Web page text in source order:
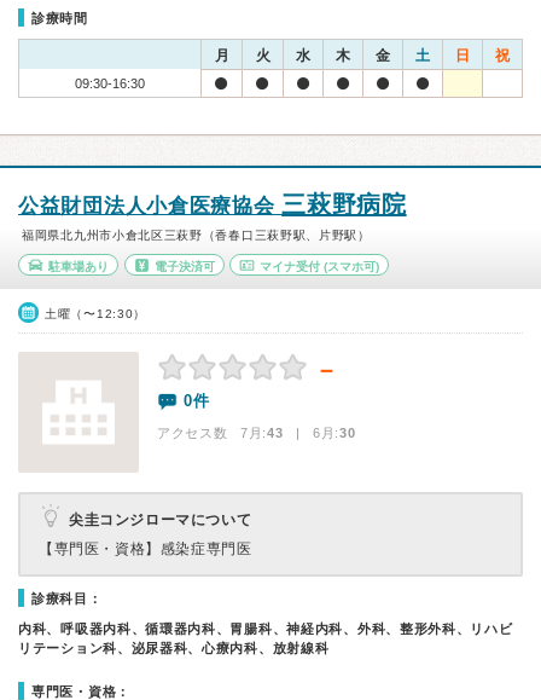
診療時間
月 火 水 木 金 土 日 祝
09:30-16:30
公益財団法人小倉医療協会三萩野病院
福岡県北九州市小倉北区三萩野（香春口三萩野駅、片野駅）
駐車場あり 電子決済可 マイナ受付 (スマホ可)
土曜（〜12:30）
－
0件
アクセス数 7月:43 | 6月:30
尖圭コンジローマについて
【専門医・資格】 感染症専門医
診療科目：
内科、呼吸器内科、循環器内科、胃腸科、神経内科、外科、整形外科、リハビ
リテーション科、泌尿器科、心療内科、放射線科
専門医・資格：